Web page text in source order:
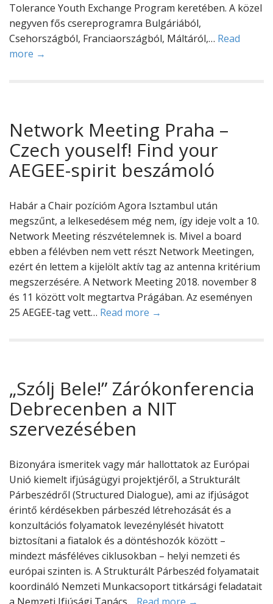
Tolerance Youth Exchange Program keretében. A közel
negyven fős csereprogramra Bulgáriából,
Csehországból, Franciaországból, Máltáról,… Read
more →
Network Meeting Praha –
Czech youself! Find your
AEGEE-spirit beszámoló
Habár a Chair pozícióm Agora Isztambul után
megszűnt, a lelkesedésem még nem, így ideje volt a 10.
Network Meeting részvételemnek is. Mivel a board
ebben a félévben nem vett részt Network Meetingen,
ezért én lettem a kijelölt aktív tag az antenna kritérium
megszerzésére. A Network Meeting 2018. november 8
és 11 között volt megtartva Prágában. Az eseményen
25 AEGEE-tag vett… Read more →
„Szólj Bele!” Zárókonferencia
Debrecenben a NIT
szervezésében
Bizonyára ismeritek vagy már hallottatok az Európai
Unió kiemelt ifjúságügyi projektjéről, a Strukturált
Párbeszédről (Structured Dialogue), ami az ifjúságot
érintő kérdésekben párbeszéd létrehozását és a
konzultációs folyamatok levezénylését hivatott
biztosítani a fiatalok és a döntéshozók között –
mindezt másféléves ciklusokban – helyi nemzeti és
európai szinten is. A Strukturált Párbeszéd folyamatait
koordináló Nemzeti Munkacsoport titkársági feladatait